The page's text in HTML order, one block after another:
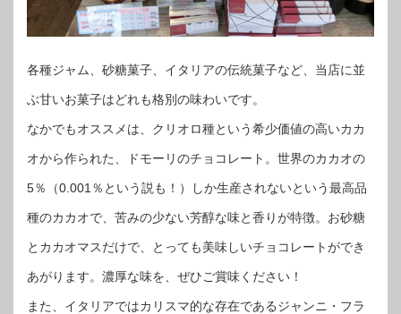
各種ジャム、砂糖菓子、イタリアの伝統菓子など、当店に並
ぶ甘いお菓子はどれも格別の味わいです。
なかでもオススメは、クリオロ種という希少価値の高いカカ
オから作られた、ドモーリのチョコレート。世界のカカオの
5％（0.001％という説も！）しか生産されないという最高品
種のカカオで、苦みの少ない芳醇な味と香りが特徴。お砂糖
とカカオマスだけで、とっても美味しいチョコレートができ
あがります。濃厚な味を、ぜひご賞味ください！
また、イタリアではカリスマ的な存在であるジャンニ・フラ